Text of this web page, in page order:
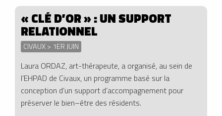
« CLÉ D’OR » : UN SUPPORT
RELATIONNEL
CIVAUX > 1ER JUIN
Laura ORDAZ, art-thérapeute, a organisé, au sein de
l’EHPAD de Civaux, un programme basé sur la
conception d’un support d’accompagnement pour
préserver le bien–être des résidents.